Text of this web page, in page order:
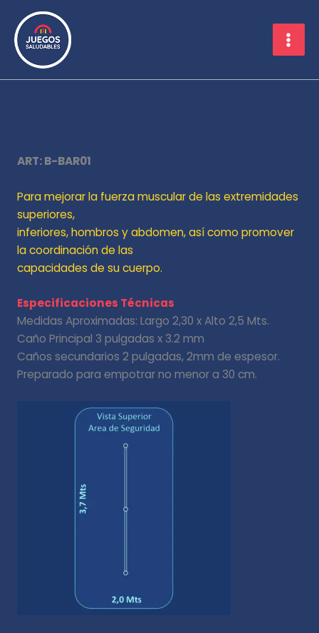
contenido
ART: B-BAR01
Para mejorar la fuerza muscular de las extremidades
superiores,
inferiores, hombros y abdomen, así como promover
la coordinación de las
capacidades de su cuerpo.
Especificaciones Técnicas
Medidas Aproximadas: Largo 2,30 x Alto 2,5 Mts.
Caño Principal 3 pulgadas x 3.2 mm
Caños secundarios 2 pulgadas, 2mm de espesor.
Preparado para empotrar no menor a 30 cm.